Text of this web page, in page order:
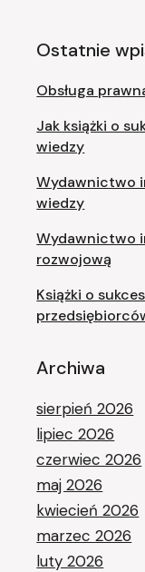
Ostatnie
Obsługa
Jak książki o
wiedzy
Wydawnictwo
wiedzy
Wydawnictwo
rozwojową
Książki o
Archiwa
sierpień 2026
lipiec 2026
czerwiec 2026
maj 2026
kwiecień 2026
marzec 2026
luty 2026